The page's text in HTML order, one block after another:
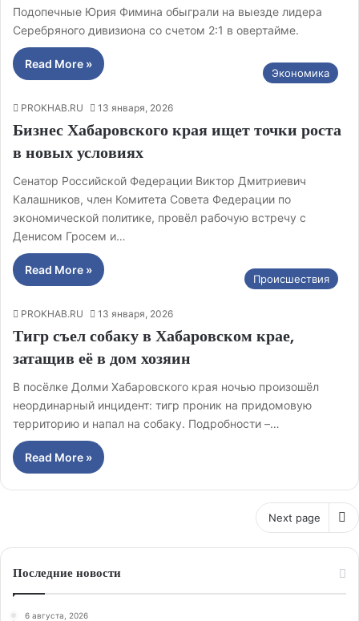
Подопечные Юрия Фимина обыграли на выезде лидера
Серебряного дивизиона со счетом 2:1 в овертайме.
Read More »
Экономика
PROKHAB.RU 13 января, 2026
Бизнес Хабаровского края ищет точки роста
в новых условиях
Сенатор Российской Федерации Виктор Дмитриевич
Калашников, член Комитета Совета Федерации по
экономической политике, провёл рабочую встречу с
Денисом Гросем и…
Read More »
Происшествия
PROKHAB.RU 13 января, 2026
Тигр съел собаку в Хабаровском крае,
затащив её в дом хозяин
В посёлке Долми Хабаровского края ночью произошёл
неординарный инцидент: тигр проник на придомовую
территорию и напал на собаку. Подробности –…
Read More »
Next page
Последние новости
6 августа, 2026